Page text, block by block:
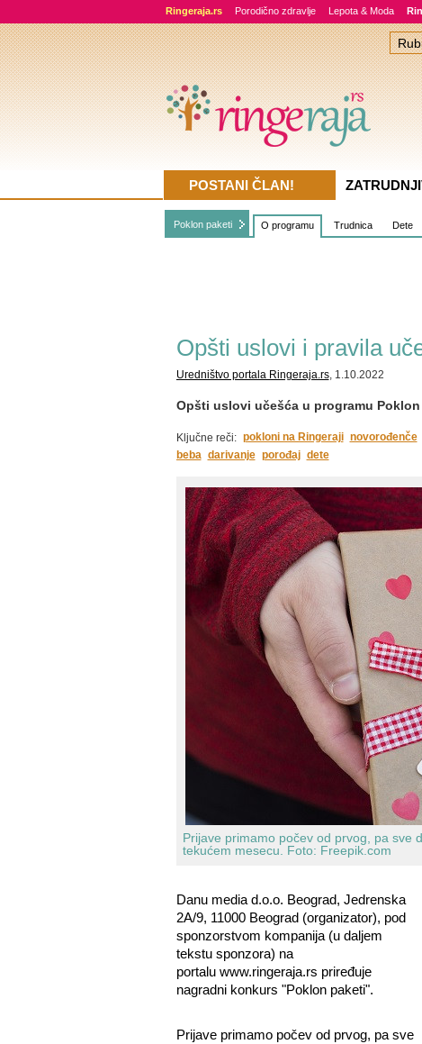
Ringeraja.rs Porodično zdravlje Lepota & Moda
Poklon paketi O programu Trudnica Dete
Opšti uslovi i pravila
Uredništvo portala Ringeraja.rs, 1.10.2022
Opšti uslovi učešća u programu
Ključne reči: pokloni na Ringeraji novorođenče
beba darivanje porođaj dete
Prijave primamo počev od prvog, pa sve
tekućem mesecu. Foto: Freepik.com
Danu media d.o.o. Beograd, Jedrenska
2A/9, 11000 Beograd (organizator), pod
sponzorstvom kompanija (u daljem
tekstu sponzora) na
portalu www.ringeraja.rs priređuje
nagradni konkurs "Poklon paketi".
Prijave primamo počev od prvog, pa sve
POSTANI ČLAN!